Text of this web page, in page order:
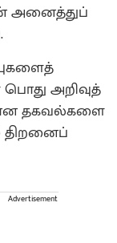
அனைத்துப்
அறிவுத்
தகவல்களை
திறனைப்
Advertisement